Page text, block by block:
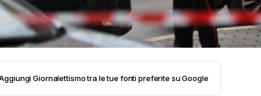
Giornalettismo tra le tue fonti preferite su Google